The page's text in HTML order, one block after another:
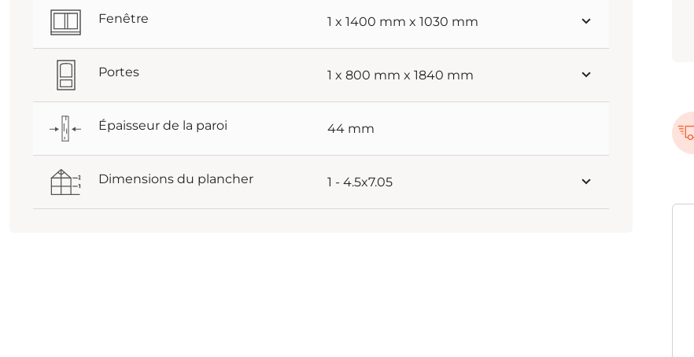
Fenêtre 1 x 1400 mm x 1030 mm
Portes 1 x 800 mm x 1840 mm
Épaisseur de la paroi 44 mm
Dimensions du plancher 1 - 4.5x7.05